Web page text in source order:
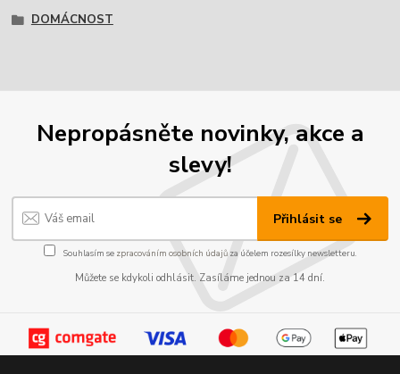
DOMÁCNOST
Nepropásněte novinky, akce a
slevy!
Přihlásit se
Souhlasím se zpracováním osobních údajůza účelem rozesílky newsletteru.
Můžete se kdykoli odhlásit. Zasíláme jednou za 14 dní.